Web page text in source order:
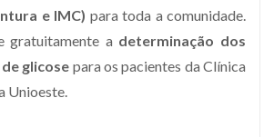
e IMC) para toda a comunidade.
gratuitamente a determinação dos
glicose para os pacientes da Clínica
Unioeste.